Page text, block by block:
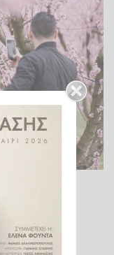
είναι
στην
στις δύο